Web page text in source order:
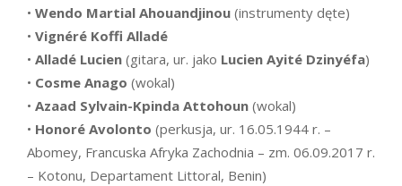
• Wendo Martial Ahouandjinou (instrumenty dęte)
• Vignéré Koffi Alladé
• Alladé Lucien (gitara, ur. jako Lucien Ayité Dzinyéfa)
• Cosme Anago (wokal)
• Azaad Sylvain-Kpinda Attohoun (wokal)
• Honoré Avolonto (perkusja, ur. 16.05.1944 r. –
Abomey, Francuska Afryka Zachodnia – zm. 06.09.2017 r.
– Kotonu, Departament Littoral, Benin)